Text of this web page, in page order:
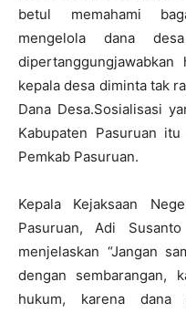
betul memahami
mengelola dana
kepala desa diminta tak
Dana Desa.Sosialisasi
Kabupaten Pasuruan
Pemkab Pasuruan.
Kepala Kejaksaan
Pasuruan, Adi
menjelaskan “Jangan
dengan sembarangan,
hukum, karena dana